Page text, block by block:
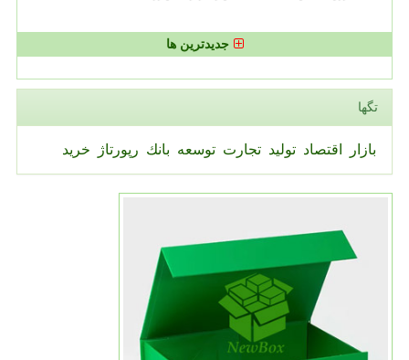
جدیدترین ها
تگها
بازار اقتصاد تولید تجارت توسعه بانك رپورتاژ خرید